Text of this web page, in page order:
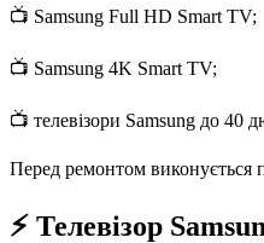
📺 Samsung Full HD Smart TV;
📺 Samsung 4K Smart TV;
📺 телевізори Samsung до 40
Перед ремонтом виконується
⚡ Телевізор